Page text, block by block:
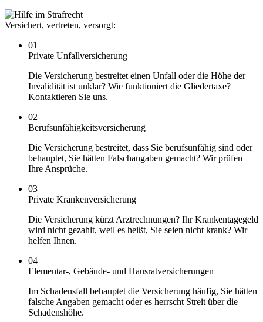
Versichert, vertreten, versorgt:
01
Private Unfallversicherung
Die Versicherung bestreitet einen Unfall oder die Höhe der
Invalidität ist unklar? Wie funktioniert die Gliedertaxe?
Kontaktieren Sie uns.
02
Berufsunfähigkeitsversicherung
Die Versicherung bestreitet, dass Sie berufsunfähig sind oder
behauptet, Sie hätten Falschangaben gemacht? Wir prüfen
Ihre Ansprüche.
03
Private Krankenversicherung
Die Versicherung kürzt Arztrechnungen? Ihr Krankentagegeld
wird nicht gezahlt, weil es heißt, Sie seien nicht krank? Wir
helfen Ihnen.
04
Elementar-, Gebäude- und Hausratversicherungen
Im Schadensfall behauptet die Versicherung häufig, Sie hätten
falsche Angaben gemacht oder es herrscht Streit über die
Schadenshöhe.